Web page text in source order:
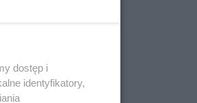
dostęp i
identyfikatory,